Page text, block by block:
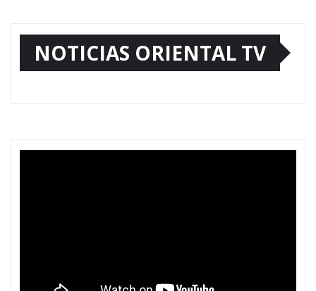
NOTICIAS ORIENTAL TV